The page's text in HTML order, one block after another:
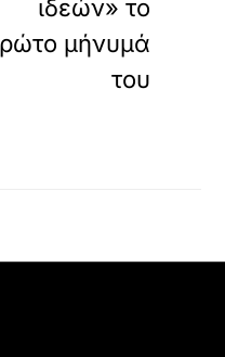
ιδεών» το
μήνυμά
του